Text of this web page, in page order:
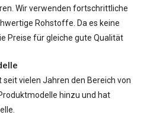
Wir verwenden fortschrittliche
Rohstoffe. Da es keine
Preise für gleiche gute Qualität
vielen Jahren den Bereich von
hinzu und hat